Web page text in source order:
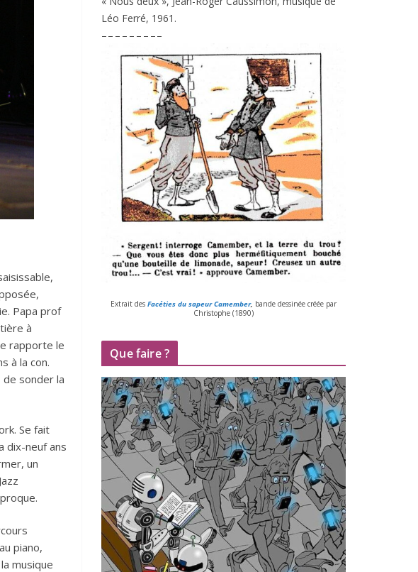
Papa prof
à
rapporte le
à la con.
de sonder la
Se fait
dix-neuf ans
un
piano,
musique
Léo Ferré, 1961 .
– – – – – – – – –
Extrait des Facéties du sapeur Camember, bande des­si­née créée par
Christophe (1890)
Que faire ?